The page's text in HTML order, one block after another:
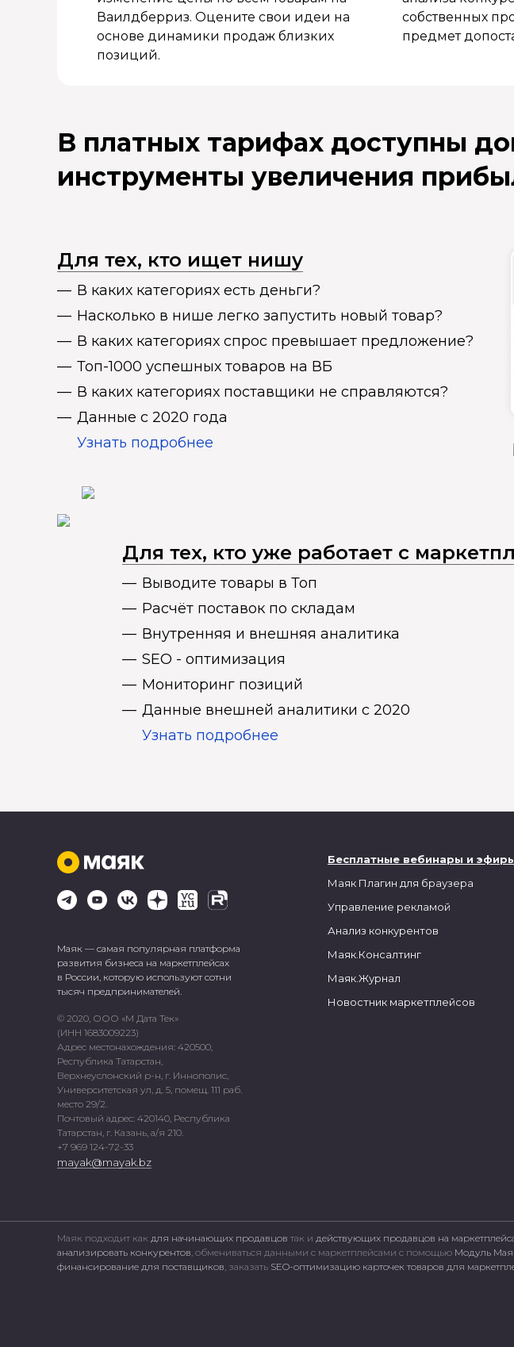
Ваилдберриз. Оцените свои идеи на
основе динамики продаж близких
позиций.
собственных
предмет
В платных тарифах доступны
инструменты увеличения
Для тех, кто ищет нишу
В каких категориях есть деньги?
Насколько в нише легко запустить новый товар?
В каких категориях спрос превышает предложение?
Топ-1000 успешных товаров на ВБ
В каких категориях поставщики не справляются?
Данные с 2020 года
Узнать подробнее
Для тех, кто уже работает с
Выводите товары в Топ
Расчёт поставок по складам
Внутренняя и внешняя аналитика
SEO - оптимизация
Мониторинг позиций
Данные внешней аналитики с 2020
Узнать подробнее
Маяк — самая популярная платформа
развития бизнеса на маркетплейсах
в России, которую используют сотни
тысяч предпринимателей.
© 2020, ООО «М Дата Тек»
(ИНН 1683009223)
Адрес местонахождения: 420500,
Республика Татарстан,
Верхнеуслонский р-н, г. Иннополис,
Университетская ул, д. 5, помещ. 111 раб.
место 29/2.
Почтовый адрес: 420140, Республика
Татарстан, г. Казань, а/я 210.
+7 969 124-72-33
mayak@mayak.bz
Бесплатные вебинары и
Маяк Плагин для браузера
Управление рекламой
Анализ конкурентов
Маяк.Консалтинг
Маяк.Журнал
Новостник маркетплейсов
Маяк подходит как для начинающих продавцов так и действующих продавцов на
анализировать конкурентов, обмениваться данными с маркетплейсами c помощью Модуль
финансирование для поставщиков, заказать SEO-оптимизацию карточек товаров для